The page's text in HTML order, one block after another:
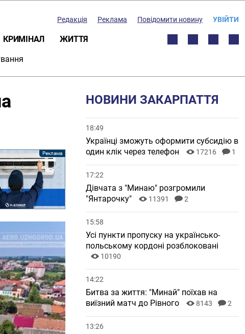
Редакція Реклама Повідомити новину УВІЙТИ
КРИМІНАЛ ЖИТТЯ
НОВИНИ ЗАКАРПАТТЯ
18:49
Українці зможуть оформити субсидію в
один клік через телефон
17216 1
17:22
Дівчата з "Минаю" розгромили
"Янтарочку"
11391 2
15:58
Усі пункти пропуску на українсько-
польському кордоні розблоковані
10190
14:22
Битва за життя: "Минай" поїхав на
виїзний матч до Рівного
8143 2
13:26